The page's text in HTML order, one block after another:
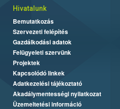
Hivatalunk
Bemutatkozás
Szervezeti felépítés
Gazdálkodási adatok
Felügyeleti szervünk
Projektek
Kapcsolódó linkek
Adatkezelési tájékoztató
Akadálymentességi nyilatkozat
Üzemeltetési információ